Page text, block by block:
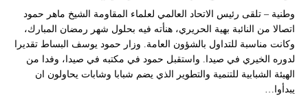
وطنية – تلقى رئيس الاتحاد العالمي لعلماء المقاومة الشيخ ماهر حمود
اتصالا من النائبة بهية الحريري، هنأته فيه بحلول شهر رمضان المبارك،
وكانت مناسبة للتداول بالشؤون العامة. وزار حمود يوسف البساط تقديرا
لدوره الخيري في صيدا. واستقبل حمود في مكتبه في صيدا، وفدا من
الهيئة الشبابية للتنمية والتطوير الذي يضم شبابا وشابات يحاولون ان
يبدأوا…